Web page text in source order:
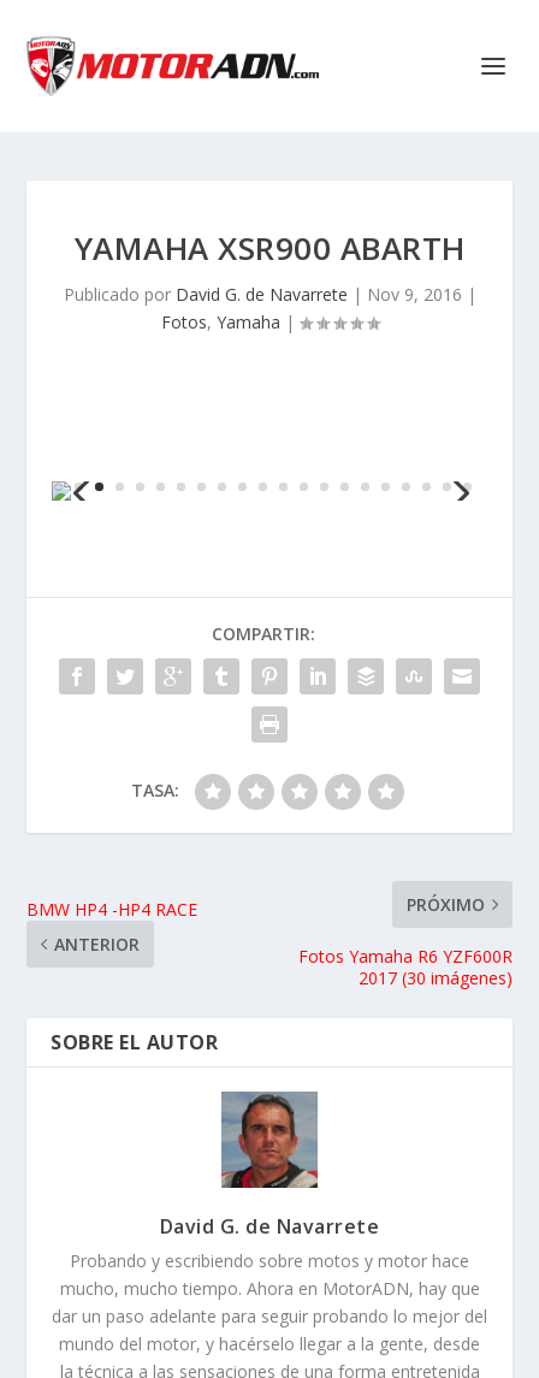
YAMAHA XSR900 ABARTH
Publicado por David G. de Navarrete | Nov 9, 2016 |
Fotos, Yamaha |
TASA:
Fotos Yamaha R6 YZF600R
2017 (30 imágenes)
SOBRE EL AUTOR